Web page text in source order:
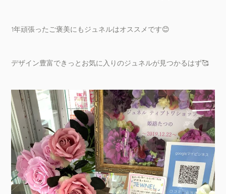
1年頑張ったご褒美にもジュネルはオススメです😊
デザイン豊富できっとお気に入りのジュネルが見つかるはず🥰